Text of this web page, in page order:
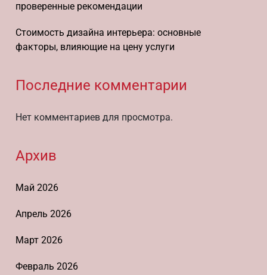
проверенные рекомендации
Стоимость дизайна интерьера: основные
факторы, влияющие на цену услуги
Последние комментарии
Нет комментариев для просмотра.
Архив
Май 2026
Апрель 2026
Март 2026
Февраль 2026